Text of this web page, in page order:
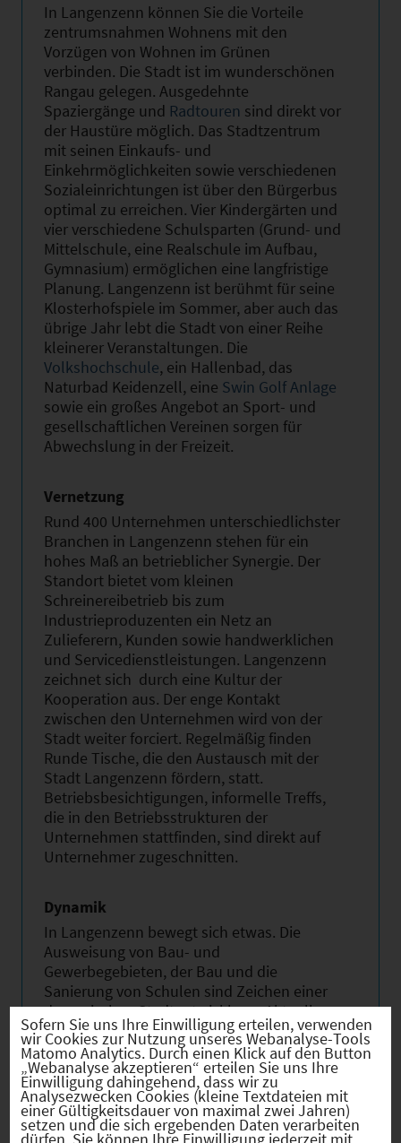
In Langenzenn können Sie die Vorteile
zentrumsnahmen Wohnens mit den
Vorzügen von Wohnen im Grünen
verbinden. Die Stadt ist im wunderschönen
Rangau gelegen. Ausgedehnte
Spaziergänge und Radtouren sind direkt vor
der Haustüre möglich. Das Stadtzentrum
mit seinen Einkaufs- und
Einkehrmöglichkeiten sowie verschiedenen
Sozialeinrichtungen ist über den Bürgerbus
optimal zu erreichen. Vier Kindergärten und
vier verschiedene Schulsparten (Grund- und
Mittelschule, eine Realschule im Aufbau,
Gymnasium) ermöglichen eine langfristige
Planung. Langenzenn ist berühmt für seine
Klosterhofspiele im Sommer, aber auch das
übrige Jahr lebt die Stadt von einer Reihe
kleinerer Veranstaltungen. Die
Volkshochschule, ein Hallenbad, das
Naturbad Keidenzell, eine Swin Golf Anlage
sowie ein großes Angebot an Sport- und
gesellschaftlichen Vereinen sorgen für
Abwechslung in der Freizeit.
Vernetzung
Rund 400 Unternehmen unterschiedlichster
Branchen in Langenzenn stehen für ein
hohes Maß an betrieblicher Synergie. Der
Standort bietet vom kleinen
Schreinereibetrieb bis zum
Industrieproduzenten ein Netz an
Zulieferern, Kunden sowie handwerklichen
und Servicedienstleistungen. Langenzenn
zeichnet sich durch eine Kultur der
Kooperation aus. Der enge Kontakt
zwischen den Unternehmen wird von der
Stadt weiter forciert. Regelmäßig finden
Runde Tische, die den Austausch mit der
Stadt Langenzenn fördern, statt.
Betriebsbesichtigungen, informelle Treffs,
die in den Betriebsstrukturen der
Unternehmen stattfinden, sind direkt auf
Unternehmer zugeschnitten.
Dynamik
In Langenzenn bewegt sich etwas. Die
Ausweisung von Bau- und
Gewerbegebieten, der Bau und die
Sanierung von Schulen sind Zeichen einer
dynamischen Stadtentwicklung. Aktuell
steht die Innenstadt im Fokus. Verkehrliche
Projekte, Platzgestaltung,
Gebäudesanierung und weitere
städtebauliche Maßnahmen in größerem
Umfang steigern über mehrere Jahre die
Attraktivität der Innenstadt. 2013 wird die
Sofern Sie uns Ihre Einwilligung erteilen, verwenden
wir Cookies zur Nutzung unseres Webanalyse-Tools
Matomo Analytics. Durch einen Klick auf den Button
„Webanalyse akzeptieren“ erteilen Sie uns Ihre
Einwilligung dahingehend, dass wir zu
Analysezwecken Cookies (kleine Textdateien mit
einer Gültigkeitsdauer von maximal zwei Jahren)
setzen und die sich ergebenden Daten verarbeiten
dürfen. Sie können Ihre Einwilligung jederzeit mit